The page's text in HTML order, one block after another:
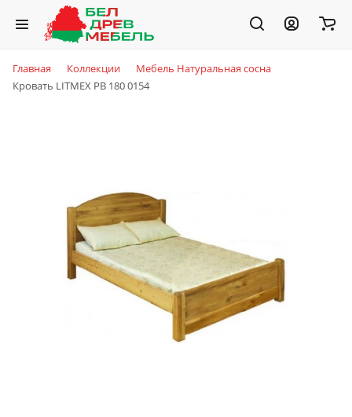
Главная Коллекции
Мебель Натуральная сосна
Кровать LITMEX PB 180 0154